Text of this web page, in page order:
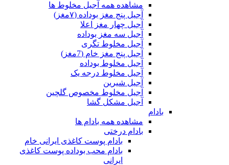
مشاهده همه آجیل مخلوط ها
آجیل پنج مغز بوداده (۷مغز)
آجیل چهار مغز اعلا
آجیل سه مغز بوداده
آجیل مخلوط تگری
آجیل پنج مغز خام (7مغز)
آجیل مخلوط بوداده
آجیل مخلوط درجه یک
آجیل شیرین
آجیل مخلوط مخصوص گلچین
آجیل مشکل گشا
بادام
مشاهده همه بادام ها
بادام درختی
بادام پوست کاغذی ایرانی خام
بادام محب بوداده پوست کاغذی
ایرانی